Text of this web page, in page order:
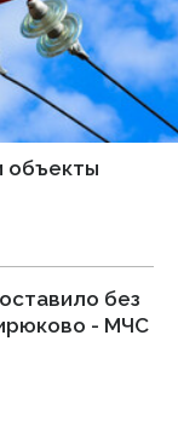
объекты
без
- МЧС